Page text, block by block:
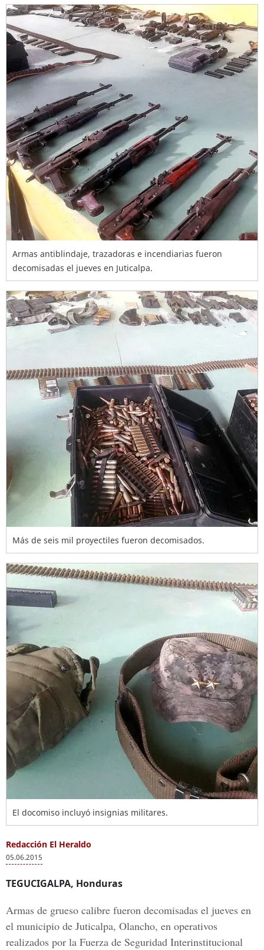
Armas antiblindaje, trazadoras e incendiarias fueron
decomisadas el jueves en Juticalpa.
Más de seis mil proyectiles fueron decomisados.
El docomiso incluyó insignias militares.
Redacción El Heraldo
05.06.2015
TEGUCIGALPA, Honduras
Armas de grueso calibre fueron decomisadas el jueves en
el municipio de Juticalpa, Olancho, en operativos
realizados por la Fuerza de Seguridad Interinstitucional